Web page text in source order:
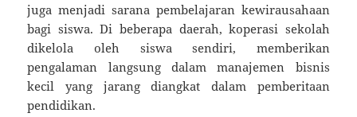
juga menjadi sarana pembelajaran kewirausahaan
bagi siswa. Di beberapa daerah, koperasi sekolah
dikelola oleh siswa sendiri, memberikan
pengalaman langsung dalam manajemen bisnis
kecil yang jarang diangkat dalam pemberitaan
pendidikan.